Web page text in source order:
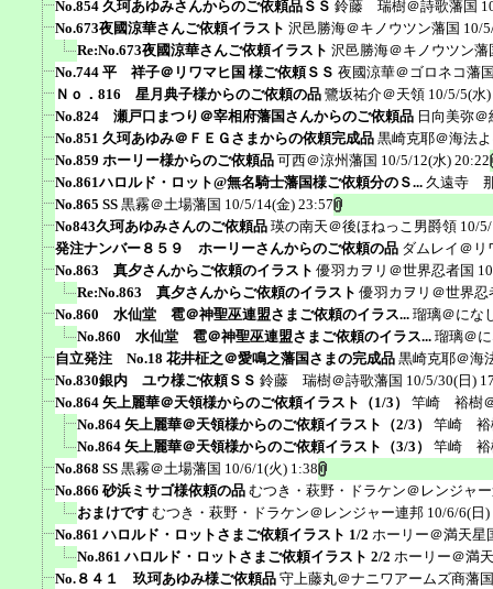
No.854 久珂あゆみさんからのご依頼品ＳＳ 鈴藤 瑞樹＠詩歌藩国
No.673夜國涼華さんご依頼イラスト 沢邑勝海＠キノウツン藩国 10/
Re:No.673夜國涼華さんご依頼イラスト 沢邑勝海＠キノウツン藩
No.744 平 祥子＠リワマヒ国 様ご依頼ＳＳ 夜國涼華＠ゴロネコ藩
Ｎｏ．816 星月典子様からのご依頼の品 鷺坂祐介＠天領 10/5/5(水
No.824 瀬戸口まつり＠宰相府藩国さんからのご依頼品 日向美弥
No.851 久珂あゆみ＠ＦＥＧさまからの依頼完成品 黒崎克耶＠海法
No.859 ホーリー様からのご依頼品 可西＠涼州藩国 10/5/12(水) 20:22
No.861ハロルド・ロット@無名騎士藩国様ご依頼分のＳ... 久遠寺
No.865 SS 黒霧＠土場藩国 10/5/14(金) 23:57
No843久珂あゆみさんのご依頼品 瑛の南天＠後ほねっこ男爵領 10/
発注ナンバー８５９ ホーリーさんからのご依頼の品 ダムレイ＠リ
No.863 真夕さんからご依頼のイラスト 優羽カヲリ＠世界忍者国
Re:No.863 真夕さんからご依頼のイラスト 優羽カヲリ＠世界忍
No.860 水仙堂 雹＠神聖巫連盟さまご依頼のイラス... 瑠璃＠にな
No.860 水仙堂 雹＠神聖巫連盟さまご依頼のイラス... 瑠璃＠
自立発注 No.18 花井柾之＠愛鳴之藩国さまの完成品 黒崎克耶＠海
No.830銀内 ユウ様ご依頼ＳＳ 鈴藤 瑞樹＠詩歌藩国 10/5/30(日)
No.864 矢上麗華＠天領様からのご依頼イラスト（1/3）
竿崎 裕樹
No.864 矢上麗華＠天領様からのご依頼イラスト（2/3）
竿崎 裕
No.864 矢上麗華＠天領様からのご依頼イラスト（3/3）
竿崎 裕
No.868 SS 黒霧＠土場藩国 10/6/1(火) 1:38
No.866 砂浜ミサゴ様依頼の品 むつき・萩野・ドラケン＠レンジャ
おまけです むつき・萩野・ドラケン＠レンジャー連邦 10/6/6(日)
No.861 ハロルド・ロットさまご依頼イラスト 1/2 ホーリー＠満天星
No.861 ハロルド・ロットさまご依頼イラスト 2/2 ホーリー＠満
No.８４１ 玖珂あゆみ様ご依頼品 守上藤丸＠ナニワアームズ商藩国